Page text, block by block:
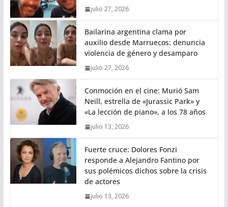
julio 27, 2026
Bailarina argentina clama por
auxilio desde Marruecos: denuncia
violencia de género y desamparo
julio 27, 2026
Conmoción en el cine: Murió Sam
Neill, estrella de «Jurassic Park» y
«La lección de piano», a los 78 años
julio 13, 2026
Fuerte cruce: Dolores Fonzi
responde a Alejandro Fantino por
sus polémicos dichos sobre la crisis
de actores
julio 13, 2026